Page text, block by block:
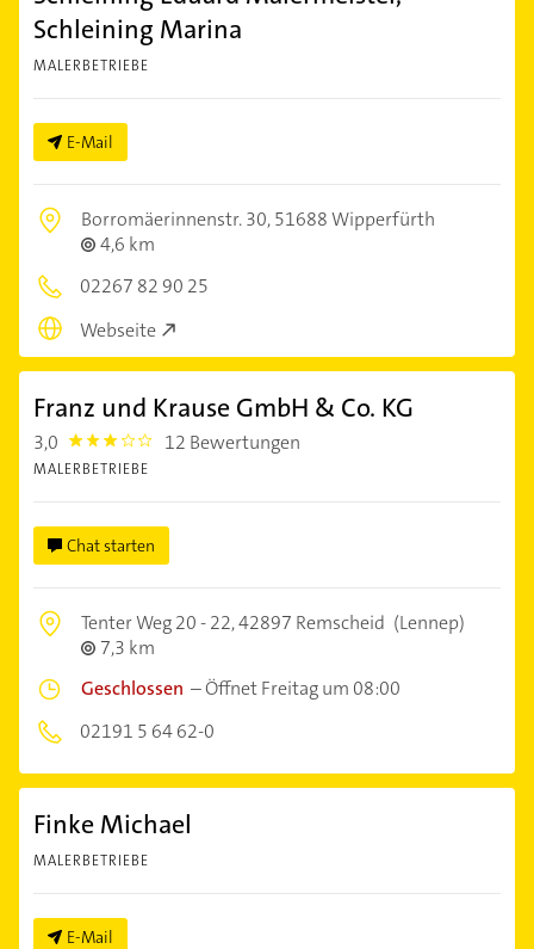
Schleining Marina
MALERBETRIEBE
E-Mail
Borromäerinnenstr. 30,51688 Wipperfürth
4,6 km
02267 82 90 25
Webseite
Franz und Krause GmbH & Co. KG
3,0 3.0 12 Bewertungen
MALERBETRIEBE
Chat starten
Tenter Weg 20 - 22,42897 Remscheid (Lennep)
7,3 km
Geschlossen –Öffnet Freitag um 08:00
02191 5 64 62-0
Finke Michael
MALERBETRIEBE
E-Mail